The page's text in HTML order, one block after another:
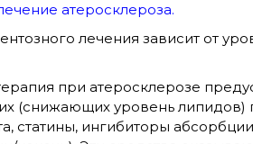
атеросклероза.
лечения зависит от
при атеросклерозе
(снижающих уровень липидов)
статины, ингибиторы